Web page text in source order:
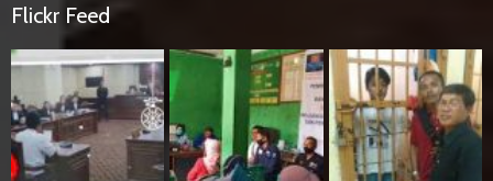
Flickr Feed